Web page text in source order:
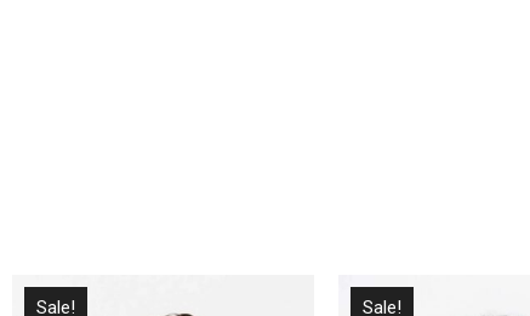
Sale! Sale!